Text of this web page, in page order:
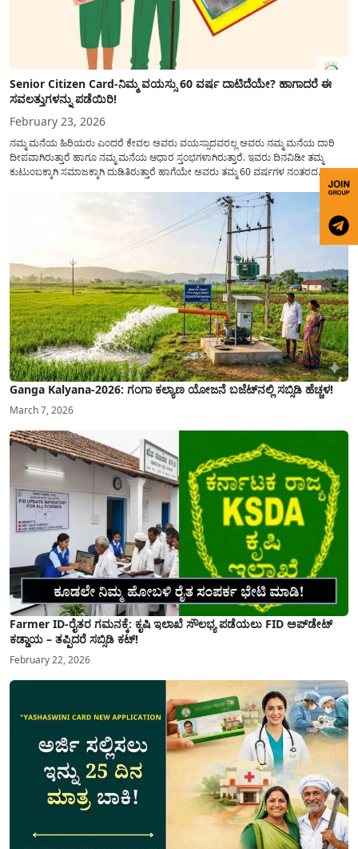
Senior Citizen Card-ನಿಮ್ಮ ವಯಸ್ಸು 60 ವರ್ಷ ದಾಟಿದೆಯೇ? ಹಾಗಾದರೆ ಈ
ಸವಲತ್ತುಗಳನ್ನು ಪಡೆಯಿರಿ!
February 23, 2026
ನಮ್ಮ ಮನೆಯ ಹಿರಿಯರು ಎಂದರೆ ಕೇವಲ ಅವರು ವಯಸ್ಸಾದವರಲ್ಲ ಅವರು ನಮ್ಮ ಮನೆಯ ದಾರಿ
ದೀಪವಾಗಿರುತ್ತಾರೆ ಹಾಗೂ ನಮ್ಮ ಮನೆಯ ಆಧಾರ ಸ್ತಂಭಗಳಾಗಿರುತ್ತಾರೆ. ಇವರು ದಿನವಿಡೀ ತಮ್ಮ
ಕುಟುಂಬಕ್ಕಾಗಿ ಸಮಾಜಕ್ಕಾಗಿ ದುಡಿತಿರುತ್ತಾರೆ ಹಾಗೆಯೇ ಅವರು ತಮ್ಮ 60 ವರ್ಷಗಳ ನಂತರದ
ಜೀವನವನ್ನು ನೆಮ್ಮದಿಯಿಂದ ಕಳೆಯಬೇಕೆಂಬುದು ಪ್ರತಿಯೊಬ್ಬರ ಕನಸಾಗಿರುತ್ತದೆ ಆದ್ದರಿಂದ ಸರ್ಕಾರವು
Ganga Kalyana-2026: ಗಂಗಾ ಕಲ್ಯಾಣ ಯೋಜನೆ ಬಜೆಟ್‌ನಲ್ಲಿ ಸಬ್ಸಿಡಿ ಹೆಚ್ಚಳ!
March 7, 2026
Farmer ID-ರೈತರ ಗಮನಕ್ಕೆ: ಕೃಷಿ ಇಲಾಖೆ ಸೌಲಭ್ಯ ಪಡೆಯಲು FID ಅಪ್‌ಡೇಟ್
ಕಡ್ಡಾಯ – ತಪ್ಪಿದರೆ ಸಬ್ಸಿಡಿ ಕಟ್!
February 22, 2026